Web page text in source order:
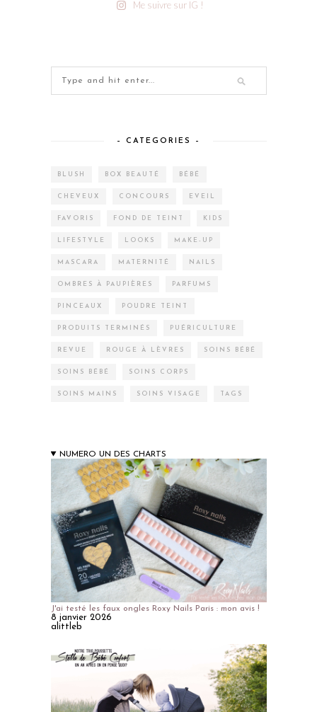
Me suivre sur IG !
– CATEGORIES –
BLUSH BOX BEAUTÉ BÉBÉ
CHEVEUX CONCOURS EVEIL
FAVORIS FOND DE TEINT KIDS
LIFESTYLE LOOKS MAKE-UP
MASCARA MATERNITÉ NAILS
OMBRES À PAUPIÈRES PARFUMS
PINCEAUX POUDRE TEINT
PRODUITS TERMINÉS PUÉRICULTURE
REVUE ROUGE À LÈVRES SOINS BÉBÉ
SOINS BÉBÉ SOINS CORPS
SOINS MAINS SOINS VISAGE TAGS
NUMERO UN DES CHARTS
J'ai testé les faux ongles Roxy Nails Paris : mon avis !
8 janvier 2026
alittleb